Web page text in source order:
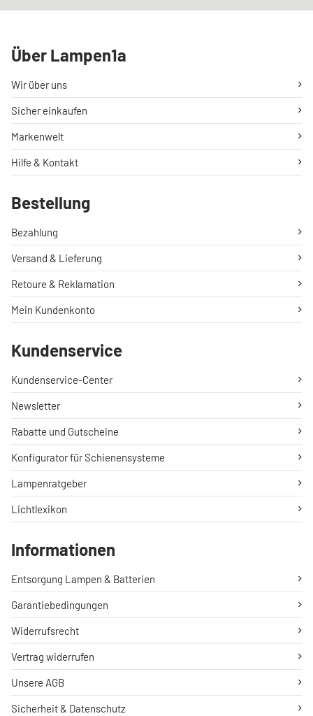
Über Lampen1a
Wir über uns
Sicher einkaufen
Markenwelt
Hilfe & Kontakt
Bestellung
Bezahlung
Versand & Lieferung
Retoure & Reklamation
Mein Kundenkonto
Kundenservice
Kundenservice-Center
Newsletter
Rabatte und Gutscheine
Konfigurator für Schienensysteme
Lampenratgeber
Lichtlexikon
Informationen
Entsorgung Lampen & Batterien
Garantiebedingungen
Widerrufsrecht
Vertrag widerrufen
Unsere AGB
Sicherheit & Datenschutz